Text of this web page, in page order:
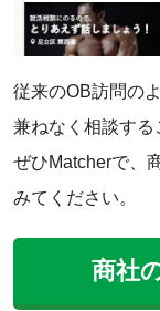
従来のOB訪問の
兼ねなく相談する
ぜひMatcherで、
みてください。
商社